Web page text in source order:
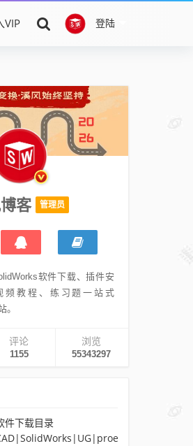
登陆
VIP
客 管理员
软件下载、插件安
频教程、练习题一站式
。
评论
1155
浏览
55343297
件下载目录